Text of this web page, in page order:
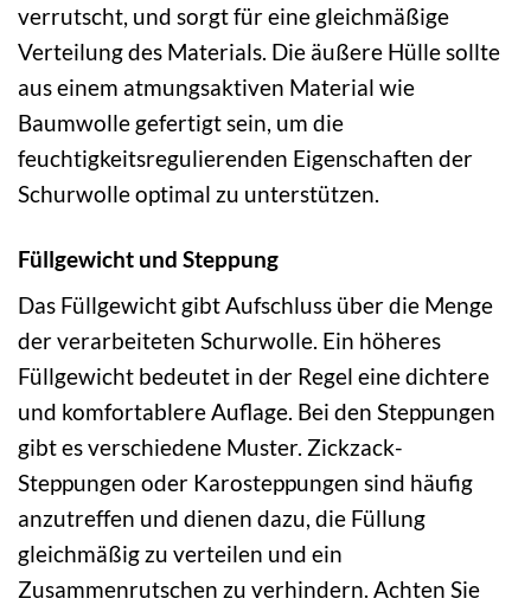
verrutscht, und sorgt für eine gleichmäßige
Verteilung des Materials. Die äußere Hülle sollte
aus einem atmungsaktiven Material wie
Baumwolle gefertigt sein, um die
feuchtigkeitsregulierenden Eigenschaften der
Schurwolle optimal zu unterstützen.
Füllgewicht und Steppung
Das Füllgewicht gibt Aufschluss über die Menge
der verarbeiteten Schurwolle. Ein höheres
Füllgewicht bedeutet in der Regel eine dichtere
und komfortablere Auflage. Bei den Steppungen
gibt es verschiedene Muster. Zickzack-
Steppungen oder Karosteppungen sind häufig
anzutreffen und dienen dazu, die Füllung
gleichmäßig zu verteilen und ein
Zusammenrutschen zu verhindern. Achten Sie